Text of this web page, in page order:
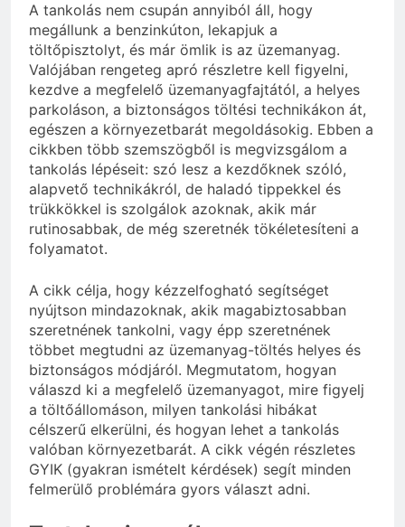
A tankolás nem csupán annyiból áll, hogy
megállunk a benzinkúton, lekapjuk a
töltőpisztolyt, és már ömlik is az üzemanyag.
Valójában rengeteg apró részletre kell figyelni,
kezdve a megfelelő üzemanyagfajtától, a helyes
parkoláson, a biztonságos töltési technikákon át,
egészen a környezetbarát megoldásokig. Ebben a
cikkben több szemszögből is megvizsgálom a
tankolás lépéseit: szó lesz a kezdőknek szóló,
alapvető technikákról, de haladó tippekkel és
trükkökkel is szolgálok azoknak, akik már
rutinosabbak, de még szeretnék tökéletesíteni a
folyamatot.
A cikk célja, hogy kézzelfogható segítséget
nyújtson mindazoknak, akik magabiztosabban
szeretnének tankolni, vagy épp szeretnének
többet megtudni az üzemanyag-töltés helyes és
biztonságos módjáról. Megmutatom, hogyan
válaszd ki a megfelelő üzemanyagot, mire figyelj
a töltőállomáson, milyen tankolási hibákat
célszerű elkerülni, és hogyan lehet a tankolás
valóban környezetbarát. A cikk végén részletes
GYIK (gyakran ismételt kérdések) segít minden
felmerülő problémára gyors választ adni.